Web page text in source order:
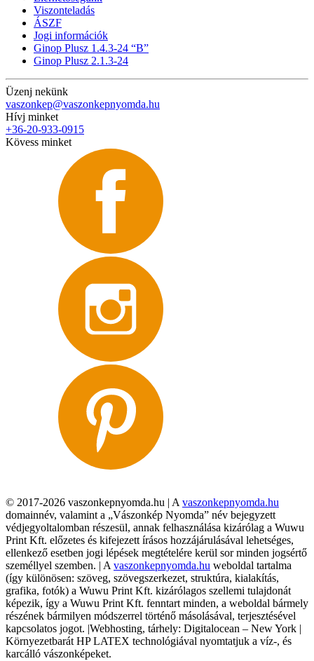
Viszonteladás
ÁSZF
Jogi információk
Ginop Plusz 1.4.3-24 “B”
Ginop Plusz 2.1.3-24
Üzenj nekünk
vaszonkep@vaszonkepnyomda.hu
Hívj minket
+36-20-933-0915
Kövess minket
© 2017-2026 vaszonkepnyomda.hu | A vaszonkepnyomda.hu
domainnév, valamint a „Vászonkép Nyomda” név bejegyzett
védjegyoltalomban részesül, annak felhasználása kizárólag a Wuwu
Print Kft. előzetes és kifejezett írásos hozzájárulásával lehetséges,
ellenkező esetben jogi lépések megtételére kerül sor minden jogsértő
személlyel szemben. | A vaszonkepnyomda.hu weboldal tartalma
(így különösen: szöveg, szövegszerkezet, struktúra, kialakítás,
grafika, fotók) a Wuwu Print Kft. kizárólagos szellemi tulajdonát
képezik, így a Wuwu Print Kft. fenntart minden, a weboldal bármely
részének bármilyen módszerrel történő másolásával, terjesztésével
kapcsolatos jogot. |Webhosting, tárhely: Digitalocean – New York |
Környezetbarát HP LATEX technológiával nyomtatjuk a víz-, és
karcálló vászonképeket.